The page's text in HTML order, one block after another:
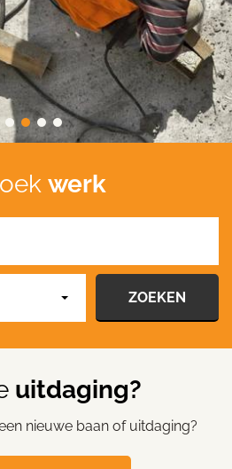
werk
uitdaging?
nieuwe baan of uitdaging?